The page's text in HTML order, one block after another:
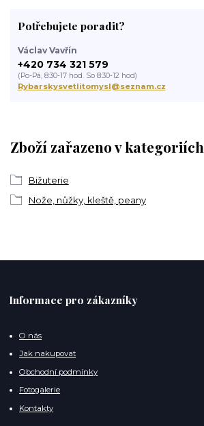
Zboží zařazeno v kategoriích
Bižuterie
Nože, nůžky, kleště, peany
Potřebujete poradit?
Václav Vavřín
+420 734 321 579
(Po-Pá, 8:30-17 hod. So 8:30-12 hod)
Rybarskysvetlitomysl@seznam.cz
Informace pro zákazníky
O nás
Jak nakupovat
Obchodní podmínky
Fotogalerie
Kontakty